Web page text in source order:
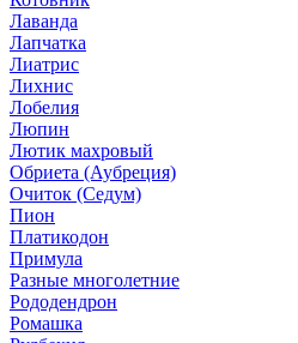
Лаванда
Лапчатка
Лиатрис
Лихнис
Лобелия
Люпин
Лютик махровый
Обриета (Аубреция)
Очиток (Седум)
Пион
Платикодон
Примула
Разные многолетние
Рододендрон
Ромашка